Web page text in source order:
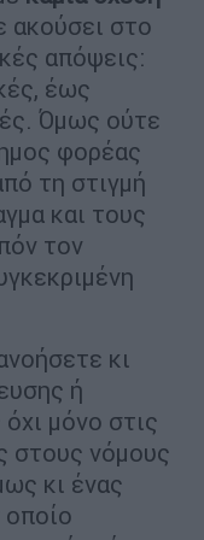
ακούσει στο
απόψεις:
έως
Όμως ούτε
φορέας
τη στιγμή
και τους
τον
κι
ή
όχι μόνο στις
στους νόμους
κι ένας